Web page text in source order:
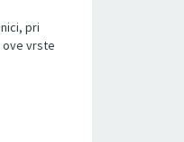
pri
ove vrste